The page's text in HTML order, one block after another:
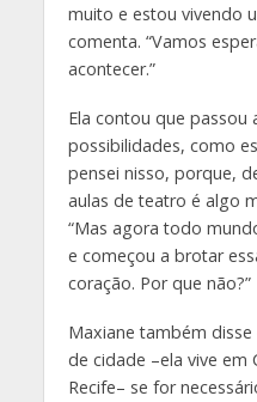
muito e estou vivendo
comenta. “Vamos
acontecer.”
Ela contou que passou
possibilidades, como
pensei nisso, porque,
aulas de teatro é algo
“Mas agora todo
e começou a brotar
coração. Por que não?”
Maxiane também
de cidade –ela vive em
Recife– se for